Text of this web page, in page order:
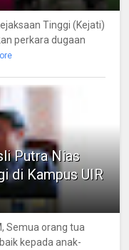
Tinggi (Kejati)
perkara dugaan
Putra Nias
di Kampus UIR
Semua orang tua
kepada anak-